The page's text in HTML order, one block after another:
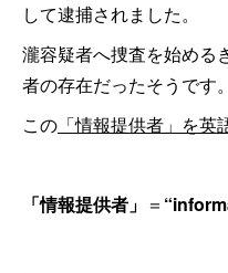
して逮捕されました。
瀧容疑者へ捜査を始める
者の存在だったそうです。
この 「情報提供者」を英
「情報提供者」 ＝